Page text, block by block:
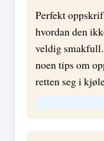
Perfekt
hvordan den
veldig
noen tips om
retten seg i